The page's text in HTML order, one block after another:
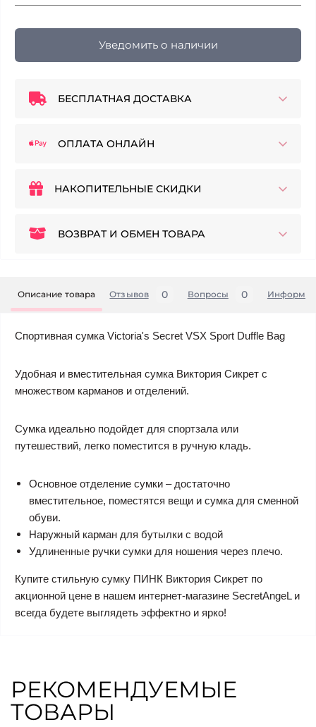
Уведомить о наличии
БЕСПЛАТНАЯ ДОСТАВКА
ОПЛАТА ОНЛАЙН
НАКОПИТЕЛЬНЫЕ СКИДКИ
ВОЗВРАТ И ОБМЕН ТОВАРА
Описание товара Отзывов 0 Вопросы 0
Спортивная сумка Victoria's Secret VSX Sport Duffle Bag
Удобная и вместительная сумка Виктория Сикрет с
множеством карманов и отделений.
Сумка идеально подойдет для спортзала или
путешествий, легко поместится в ручную кладь.
Основное отделение сумки – достаточно
вместительное, поместятся вещи и сумка для сменной
обуви.
Наружный карман для бутылки с водой
Удлиненные ручки сумки для ношения через плечо.
Купите стильную сумку ПИНК Виктория Сикрет по
акционной цене в нашем интернет-магазине SecretAngeL и
всегда будете выглядеть эффектно и ярко!
РЕКОМЕНДУЕМЫЕ
ТОВАРЫ